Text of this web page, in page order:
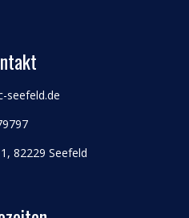
seefeld.de
82229 Seefeld